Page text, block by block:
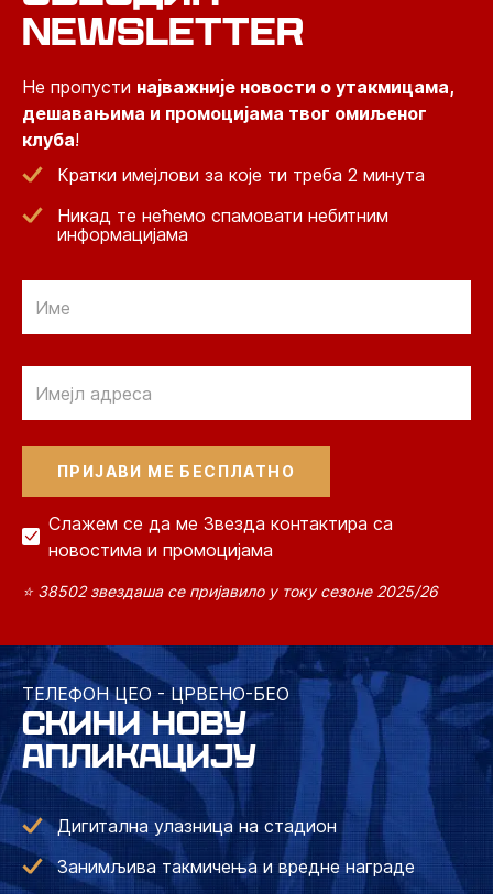
NEWSLETTER
Не пропусти најважније новости о утакмицама,
дешавањима и промоцијама твог омиљеног
клуба!
Кратки имејлови за које ти треба 2 минута
Никад те нећемо спамовати небитним
информацијама
Слажем се да ме Звезда контактира са
новостима и промоцијама
⭐ 38502 звездаша се пријавило у току сезоне 2025/26
ТЕЛЕФОН ЦЕО - ЦРВЕНО-БЕО
СКИНИ НОВУ
АПЛИКАЦИЈУ
Дигитална улазница на стадион
Занимљива такмичења и вредне награде